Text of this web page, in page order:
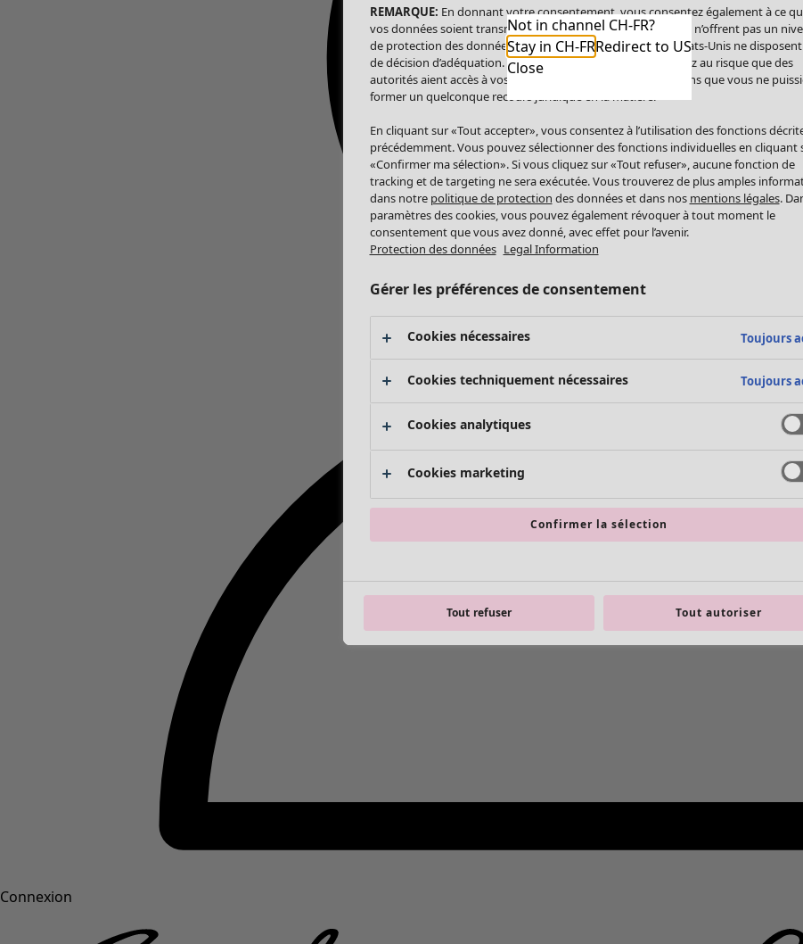
Connexion
Not in channel CH-FR?
Stay in CH-FRRedirect to US
Close
REMARQUE: En donnant votre consentement, vous consentez également à ce
vos données soient transmises aux États-Unis. Les États-Unis n’offrent pas un
de protection des données comparable à celui de l’UE. Les États-Unis ne
de décision d’adéquation. Par conséquent, vous vous exposez au risque que des
autorités aient accès à vos données à caractère personnel sans que vous ne
former un quelconque recours juridique en la matière.
En cliquant sur «Tout accepter», vous consentez à l’utilisation des fonctions
précédemment. Vous pouvez sélectionner des fonctions individuelles en cliquant
«Confirmer ma sélection». Si vous cliquez sur «Tout refuser», aucune fonction de
tracking et de targeting ne sera exécutée. Vous trouverez de plus amples
dans notre politique de protection des données et dans nos mentions légales.
paramètres des cookies, vous pouvez également révoquer à tout moment le
consentement que vous avez donné, avec effet pour l’avenir.
Protection des données Legal Information
Gérer les préférences de consentement
Cookies nécessaires Toujours
Cookies techniquement nécessaires Toujours
Cookies analytiques
Cookies marketing
Confirmer la sélection
Tout refuser Tout autoriser